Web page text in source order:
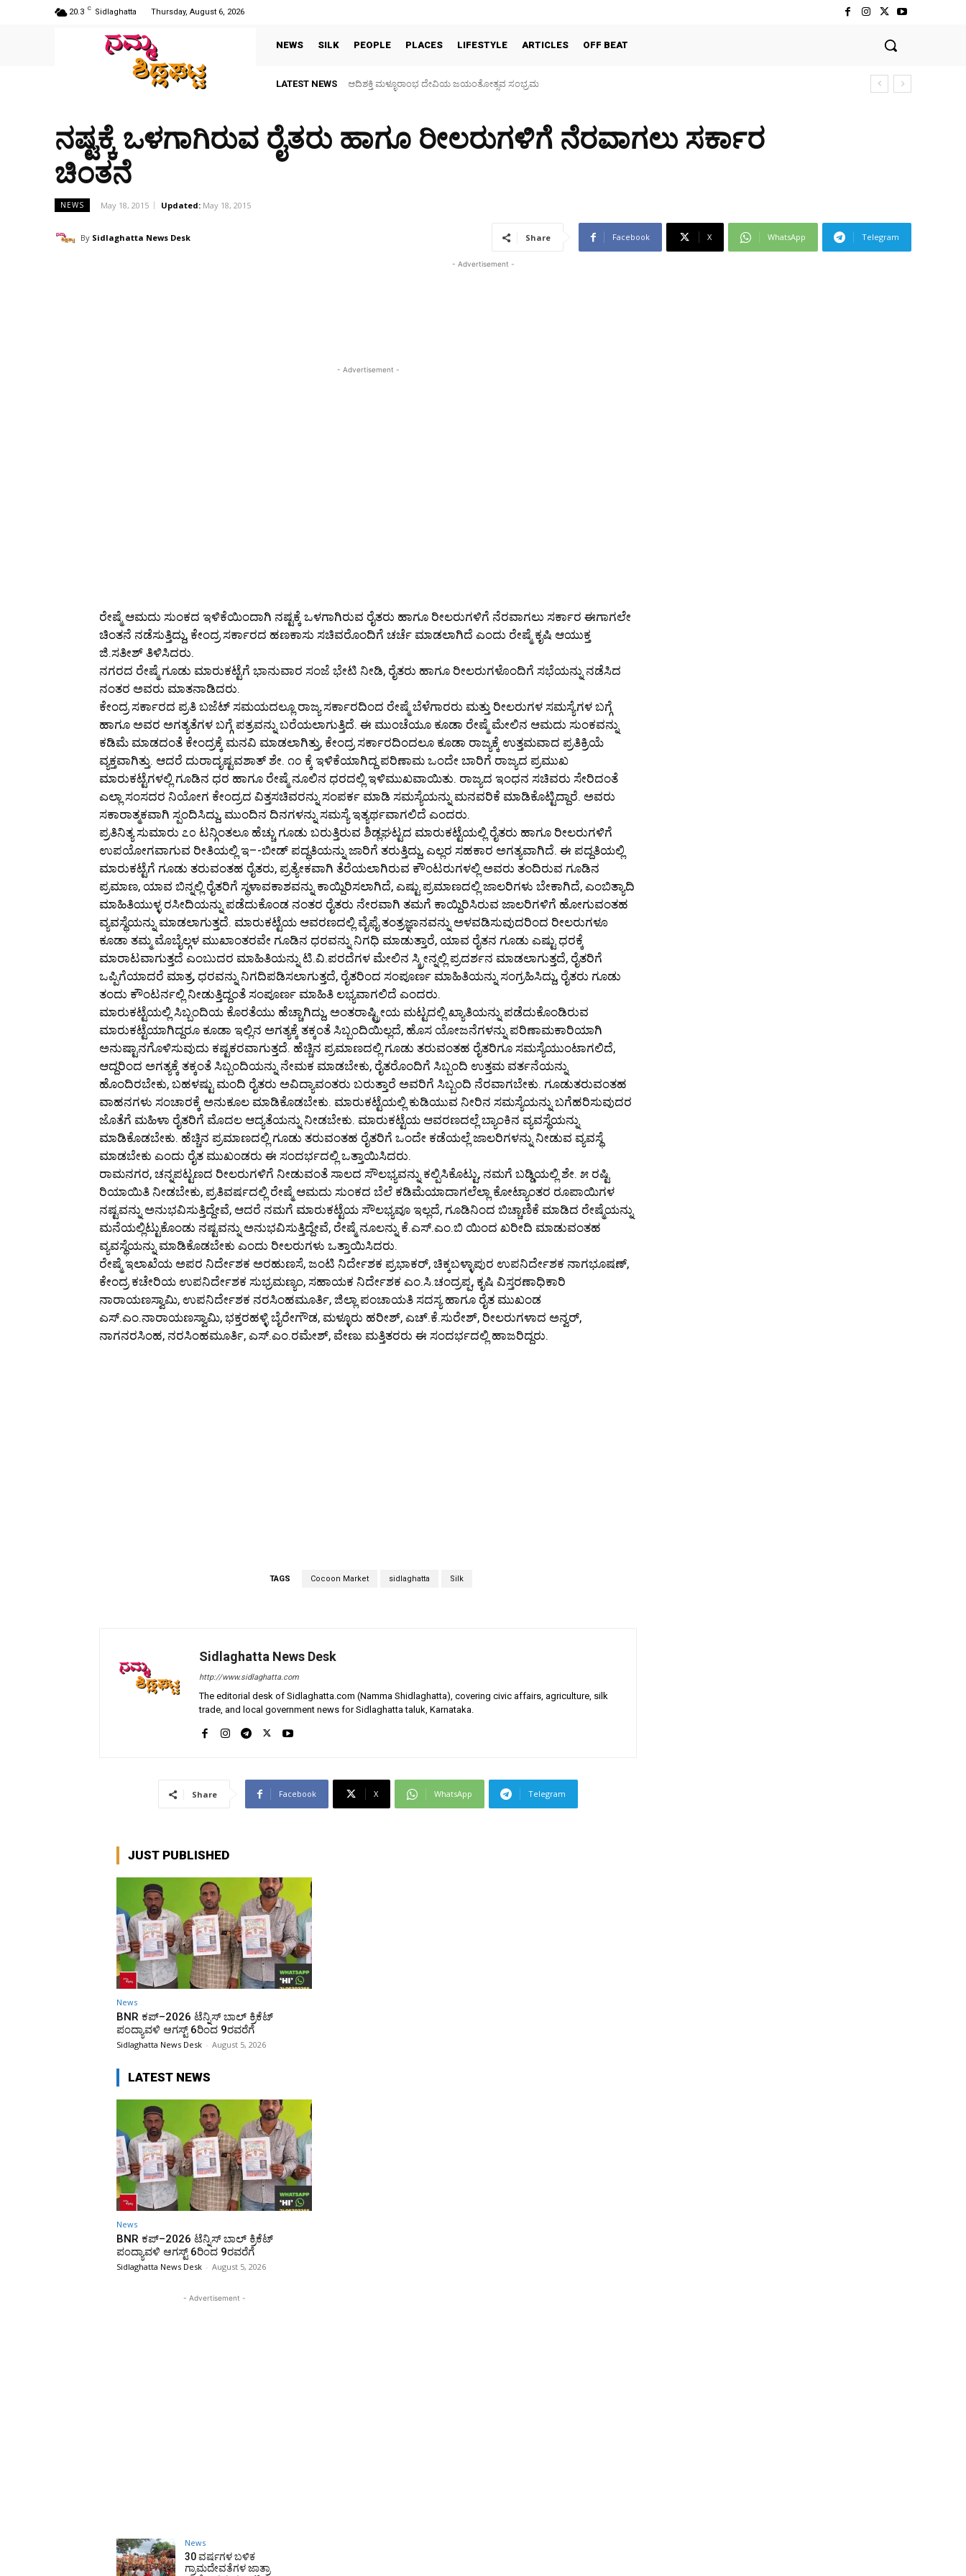
20.3 C Sidlaghatta Thursday, August 6, 2026
NEWS SILK PEOPLE PLACES LIFESTYLE ARTICLES OFF BEAT
LATEST NEWS ಆದಿಶಕ್ತಿ ಮಳ್ಳೂರಾಂಭ ದೇವಿಯ ಜಯಂತೋತ್ಸವ ಸಂಭ್ರಮ
30 ವರ್ಷಗಳ ಬಳಿಕ ಗ್ರಾಮದೇವತೆಗಳ ಜಾತ್ರಾ ಮಹೋತ್ಸವ, ತಂಬಿಟ್ಟಿನ ದೀಪೋತ್ಸವ
ನಷ್ಟಕ್ಕೆ ಒಳಗಾಗಿರುವ ರೈತರು ಹಾಗೂ ರೀಲರುಗಳಿಗೆ ನೆರವಾಗಲು ಸರ್ಕಾರ
ಚಿಂತನೆ
NEWS May 18, 2015 Updated: May 18, 2015
By Sidlaghatta News Desk Share Facebook X WhatsApp Telegram
- Advertisement -
- Advertisement -
ರೇಷ್ಮೆ ಆಮದು ಸುಂಕದ ಇಳಿಕೆಯಿಂದಾಗಿ ನಷ್ಟಕ್ಕೆ ಒಳಗಾಗಿರುವ ರೈತರು ಹಾಗೂ ರೀಲರುಗಳಿಗೆ ನೆರವಾಗಲು ಸರ್ಕಾರ ಈಗಾಗಲೇ
ಚಿಂತನೆ ನಡೆಸುತ್ತಿದ್ದು, ಕೇಂದ್ರ ಸರ್ಕಾರದ ಹಣಕಾಸು ಸಚಿವರೊಂದಿಗೆ ಚರ್ಚೆ ಮಾಡಲಾಗಿದೆ ಎಂದು ರೇಷ್ಮೆ ಕೃಷಿ ಆಯುಕ್ತ
ಜಿ.ಸತೀಶ್ ತಿಳಿಸಿದರು.
ನಗರದ ರೇಷ್ಮೆ ಗೂಡು ಮಾರುಕಟ್ಟೆಗೆ ಭಾನುವಾರ ಸಂಜೆ ಭೇಟಿ ನೀಡಿ, ರೈತರು ಹಾಗೂ ರೀಲರುಗಳೊಂದಿಗೆ ಸಭೆಯನ್ನು ನಡೆಸಿದ
ನಂತರ ಅವರು ಮಾತನಾಡಿದರು.
ಕೇಂದ್ರ ಸರ್ಕಾರದ ಪ್ರತಿ ಬಜೆಟ್ ಸಮಯದಲ್ಲೂ ರಾಜ್ಯ ಸರ್ಕಾರದಿಂದ ರೇಷ್ಮೆ ಬೆಳೆಗಾರರು ಮತ್ತು ರೀಲರುಗಳ ಸಮಸ್ಯೆಗಳ ಬಗ್ಗೆ
ಹಾಗೂ ಅವರ ಅಗತ್ಯತೆಗಳ ಬಗ್ಗೆ ಪತ್ರವನ್ನು ಬರೆಯಲಾಗುತ್ತಿದೆ. ಈ ಮುಂಚೆಯೂ ಕೂಡಾ ರೇಷ್ಮೆ ಮೇಲಿನ ಆಮದು ಸುಂಕವನ್ನು
ಕಡಿಮೆ ಮಾಡದಂತೆ ಕೇಂದ್ರಕ್ಕೆ ಮನವಿ ಮಾಡಲಾಗಿತ್ತು, ಕೇಂದ್ರ ಸರ್ಕಾರದಿಂದಲೂ ಕೂಡಾ ರಾಜ್ಯಕ್ಕೆ ಉತ್ತಮವಾದ ಪ್ರತಿಕ್ರಿಯೆ
ವ್ಯಕ್ತವಾಗಿತ್ತು. ಆದರೆ ದುರಾದೃಷ್ಟವಶಾತ್ ಶೇ. ೧೦ ಕ್ಕೆ ಇಳಿಕೆಯಾಗಿದ್ದ ಪರಿಣಾಮ ಒಂದೇ ಬಾರಿಗೆ ರಾಜ್ಯದ ಪ್ರಮುಖ
ಮಾರುಕಟ್ಟೆಗಳಲ್ಲಿ ಗೂಡಿನ ಧರ ಹಾಗೂ ರೇಷ್ಮೆ ನೂಲಿನ ಧರದಲ್ಲಿ ಇಳಿಮುಖವಾಯಿತು. ರಾಜ್ಯದ ಇಂಧನ ಸಚಿವರು ಸೇರಿದಂತೆ
ಎಲ್ಲಾ ಸಂಸದರ ನಿಯೋಗ ಕೇಂದ್ರದ ವಿತ್ತಸಚಿವರನ್ನು ಸಂಪರ್ಕ ಮಾಡಿ ಸಮಸ್ಯೆಯನ್ನು ಮನವರಿಕೆ ಮಾಡಿಕೊಟ್ಟಿದ್ದಾರೆ. ಅವರು
ಸಕಾರಾತ್ಮಕವಾಗಿ ಸ್ಪಂದಿಸಿದ್ದು, ಮುಂದಿನ ದಿನಗಳನ್ನು ಸಮಸ್ಯೆ ಇತ್ಯರ್ಥವಾಗಲಿದೆ ಎಂದರು.
ಪ್ರತಿನಿತ್ಯ ಸುಮಾರು ೭೦ ಟನ್ಗಿಂತಲೂ ಹೆಚ್ಚು ಗೂಡು ಬರುತ್ತಿರುವ ಶಿಡ್ಲಘಟ್ಟದ ಮಾರುಕಟ್ಟೆಯಲ್ಲಿ ರೈತರು ಹಾಗೂ ರೀಲರುಗಳಿಗೆ
ಉಪಯೋಗವಾಗುವ ರೀತಿಯಲ್ಲಿ ಇ–-ಬೀಡ್ ಪದ್ಧತಿಯನ್ನು ಜಾರಿಗೆ ತರುತ್ತಿದ್ದು, ಎಲ್ಲರ ಸಹಕಾರ ಅಗತ್ಯವಾಗಿದೆ. ಈ ಪದ್ದತಿಯಲ್ಲಿ
ಮಾರುಕಟ್ಟೆಗೆ ಗೂಡು ತರುವಂತಹ ರೈತರು, ಪ್ರತ್ಯೇಕವಾಗಿ ತೆರೆಯಲಾಗಿರುವ ಕೌಂಟರುಗಳಲ್ಲಿ ಅವರು ತಂದಿರುವ ಗೂಡಿನ
ಪ್ರಮಾಣ, ಯಾವ ಬಿನ್ನಲ್ಲಿ ರೈತರಿಗೆ ಸ್ಥಳಾವಕಾಶವನ್ನು ಕಾಯ್ದಿರಿಸಲಾಗಿದೆ, ಎಷ್ಟು ಪ್ರಮಾಣದಲ್ಲಿ ಜಾಲರಿಗಳು ಬೇಕಾಗಿದೆ, ಎಂಬಿತ್ಯಾದಿ
ಮಾಹಿತಿಯುಳ್ಳ ರಸೀದಿಯನ್ನು ಪಡೆದುಕೊಂಡ ನಂತರ ರೈತರು ನೇರವಾಗಿ ತಮಗೆ ಕಾಯ್ದಿರಿಸಿರುವ ಜಾಲರಿಗಳಿಗೆ ಹೋಗುವಂತಹ
ವ್ಯವಸ್ಥೆಯನ್ನು ಮಾಡಲಾಗುತ್ತದೆ. ಮಾರುಕಟ್ಟೆಯ ಆವರಣದಲ್ಲಿ ವೈಫೈ ತಂತ್ರಜ್ಞಾನವನ್ನು ಅಳವಡಿಸುವುದರಿಂದ ರೀಲರುಗಳೂ
ಕೂಡಾ ತಮ್ಮ ಮೊಬೈಲ್ಗಳ ಮುಖಾಂತರವೇ ಗೂಡಿನ ಧರವನ್ನು ನಿಗಧಿ ಮಾಡುತ್ತಾರೆ, ಯಾವ ರೈತನ ಗೂಡು ಎಷ್ಟು ಧರಕ್ಕೆ
ಮಾರಾಟವಾಗುತ್ತದೆ ಎಂಬುದರ ಮಾಹಿತಿಯನ್ನು ಟಿ.ವಿ.ಪರದೆಗಳ ಮೇಲಿನ ಸ್ಕ್ರೀನ್ನಲ್ಲಿ ಪ್ರದರ್ಶನ ಮಾಡಲಾಗುತ್ತದೆ, ರೈತರಿಗೆ
ಒಪ್ಪಿಗೆಯಾದರೆ ಮಾತ್ರ, ಧರವನ್ನು ನಿಗದಿಪಡಿಸಲಾಗುತ್ತದೆ, ರೈತರಿಂದ ಸಂಪೂರ್ಣ ಮಾಹಿತಿಯನ್ನು ಸಂಗ್ರಹಿಸಿದ್ದು, ರೈತರು ಗೂಡು
ತಂದು ಕೌಂಟರ್ನಲ್ಲಿ ನೀಡುತ್ತಿದ್ದಂತೆ ಸಂಪೂರ್ಣ ಮಾಹಿತಿ ಲಭ್ಯವಾಗಲಿದೆ ಎಂದರು.
ಮಾರುಕಟ್ಟೆಯಲ್ಲಿ ಸಿಬ್ಬಂದಿಯ ಕೊರತೆಯು ಹೆಚ್ಚಾಗಿದ್ದು, ಅಂತರಾಷ್ಟ್ರೀಯ ಮಟ್ಟದಲ್ಲಿ ಖ್ಯಾತಿಯನ್ನು ಪಡೆದುಕೊಂಡಿರುವ
ಮಾರುಕಟ್ಟೆಯಾಗಿದ್ದರೂ ಕೂಡಾ ಇಲ್ಲಿನ ಅಗತ್ಯಕ್ಕೆ ತಕ್ಕಂತೆ ಸಿಬ್ಬಂದಿಯಿಲ್ಲದೆ, ಹೊಸ ಯೋಜನೆಗಳನ್ನು ಪರಿಣಾಮಕಾರಿಯಾಗಿ
ಅನುಷ್ಟಾನಗೊಳಿಸುವುದು ಕಷ್ಟಕರವಾಗುತ್ತದೆ. ಹೆಚ್ಚಿನ ಪ್ರಮಾಣದಲ್ಲಿ ಗೂಡು ತರುವಂತಹ ರೈತರಿಗೂ ಸಮಸ್ಯೆಯುಂಟಾಗಲಿದೆ,
ಆದ್ದರಿಂದ ಅಗತ್ಯಕ್ಕೆ ತಕ್ಕಂತೆ ಸಿಬ್ಬಂದಿಯನ್ನು ನೇಮಕ ಮಾಡಬೇಕು, ರೈತರೊಂದಿಗೆ ಸಿಬ್ಬಂದಿ ಉತ್ತಮ ವರ್ತನೆಯನ್ನು
ಹೊಂದಿರಬೇಕು, ಬಹಳಷ್ಟು ಮಂದಿ ರೈತರು ಅವಿದ್ಯಾವಂತರು ಬರುತ್ತಾರೆ ಅವರಿಗೆ ಸಿಬ್ಬಂದಿ ನೆರವಾಗಬೇಕು. ಗೂಡುತರುವಂತಹ
ವಾಹನಗಳು ಸಂಚಾರಕ್ಕೆ ಅನುಕೂಲ ಮಾಡಿಕೊಡಬೇಕು. ಮಾರುಕಟ್ಟೆಯಲ್ಲಿ ಕುಡಿಯುವ ನೀರಿನ ಸಮಸ್ಯೆಯನ್ನು ಬಗೆಹರಿಸುವುದರ
ಜೊತೆಗೆ ಮಹಿಳಾ ರೈತರಿಗೆ ಮೊದಲ ಆದ್ಯತೆಯನ್ನು ನೀಡಬೇಕು. ಮಾರುಕಟ್ಟೆಯ ಆವರಣದಲ್ಲೆ ಬ್ಯಾಂಕಿನ ವ್ಯವಸ್ಥೆಯನ್ನು
ಮಾಡಿಕೊಡಬೇಕು. ಹೆಚ್ಚಿನ ಪ್ರಮಾಣದಲ್ಲಿ ಗೂಡು ತರುವಂತಹ ರೈತರಿಗೆ ಒಂದೇ ಕಡೆಯಲ್ಲೆ ಜಾಲರಿಗಳನ್ನು ನೀಡುವ ವ್ಯವಸ್ಥೆ
ಮಾಡಬೇಕು ಎಂದು ರೈತ ಮುಖಂಡರು ಈ ಸಂದರ್ಭದಲ್ಲಿ ಒತ್ತಾಯಿಸಿದರು.
ರಾಮನಗರ, ಚನ್ನಪಟ್ಟಣದ ರೀಲರುಗಳಿಗೆ ನೀಡುವಂತೆ ಸಾಲದ ಸೌಲಭ್ಯವನ್ನು ಕಲ್ಪಿಸಿಕೊಟ್ಟು, ನಮಗೆ ಬಡ್ಡಿಯಲ್ಲಿ ಶೇ. ೫ ರಷ್ಟಿ
ರಿಯಾಯಿತಿ ನೀಡಬೇಕು, ಪ್ರತಿವರ್ಷದಲ್ಲಿ ರೇಷ್ಮೆ ಆಮದು ಸುಂಕದ ಬೆಲೆ ಕಡಿಮೆಯಾದಾಗಲೆಲ್ಲಾ ಕೋಟ್ಯಾಂತರ ರೂಪಾಯಿಗಳ
ನಷ್ಟವನ್ನು ಅನುಭವಿಸುತ್ತಿದ್ದೇವೆ, ಆದರೆ ನಮಗೆ ಮಾರುಕಟ್ಟೆಯ ಸೌಲಭ್ಯವೂ ಇಲ್ಲದೆ, ಗೂಡಿನಿಂದ ಬಿಚ್ಚಾಣಿಕೆ ಮಾಡಿದ ರೇಷ್ಮೆಯನ್ನು
ಮನೆಯಲ್ಲಿಟ್ಟುಕೊಂಡು ನಷ್ಟವನ್ನು ಅನುಭವಿಸುತ್ತಿದ್ದೇವೆ, ರೇಷ್ಮೆ ನೂಲನ್ನು ಕೆ.ಎಸ್.ಎಂ.ಬಿ ಯಿಂದ ಖರೀದಿ ಮಾಡುವಂತಹ
ವ್ಯವಸ್ಥೆಯನ್ನು ಮಾಡಿಕೊಡಬೇಕು ಎಂದು ರೀಲರುಗಳು ಒತ್ತಾಯಿಸಿದರು.
ರೇಷ್ಮೆ ಇಲಾಖೆಯ ಅಪರ ನಿರ್ದೇಶಕ ಅರಹುಣಸೆ, ಜಂಟಿ ನಿರ್ದೇಶಕ ಪ್ರಭಾಕರ್, ಚಿಕ್ಕಬಳ್ಳಾಪುರ ಉಪನಿರ್ದೇಶಕ ನಾಗಭೂಷಣ್,
ಕೇಂದ್ರ ಕಚೇರಿಯ ಉಪನಿರ್ದೇಶಕ ಸುಭ್ರಮಣ್ಯಂ, ಸಹಾಯಕ ನಿರ್ದೇಶಕ ಎಂ.ಸಿ.ಚಂದ್ರಪ್ಪ, ಕೃಷಿ ವಿಸ್ತರಣಾಧಿಕಾರಿ
ನಾರಾಯಣಸ್ವಾಮಿ, ಉಪನಿರ್ದೇಶಕ ನರಸಿಂಹಮೂರ್ತಿ, ಜಿಲ್ಲಾ ಪಂಚಾಯತಿ ಸದಸ್ಯ ಹಾಗೂ ರೈತ ಮುಖಂಡ
ಎಸ್.ಎಂ.ನಾರಾಯಣಸ್ವಾಮಿ, ಭಕ್ತರಹಳ್ಳಿ ಬೈರೇಗೌಡ, ಮಳ್ಳೂರು ಹರೀಶ್, ಎಚ್.ಕೆ.ಸುರೇಶ್, ರೀಲರುಗಳಾದ ಅನ್ವರ್,
ನಾಗನರಸಿಂಹ, ನರಸಿಂಹಮೂರ್ತಿ, ಎಸ್.ಎಂ.ರಮೇಶ್, ವೇಣು ಮತ್ತಿತರರು ಈ ಸಂದರ್ಭದಲ್ಲಿ ಹಾಜರಿದ್ದರು.
TAGS Cocoon Market sidlaghatta Silk
Sidlaghatta News Desk
http://www.sidlaghatta.com
The editorial desk of Sidlaghatta.com (Namma Shidlaghatta), covering civic affairs, agriculture, silk
trade, and local government news for Sidlaghatta taluk, Karnataka.
Share Facebook X WhatsApp Telegram
JUST PUBLISHED
News
BNR ಕಪ್–2026 ಟೆನ್ನಿಸ್ ಬಾಲ್ ಕ್ರಿಕೆಟ್
ಪಂದ್ಯಾವಳಿ ಆಗಸ್ಟ್ 6ರಿಂದ 9ರವರೆಗೆ
Sidlaghatta News Desk - August 5, 2026
LATEST NEWS
News
BNR ಕಪ್–2026 ಟೆನ್ನಿಸ್ ಬಾಲ್ ಕ್ರಿಕೆಟ್
ಪಂದ್ಯಾವಳಿ ಆಗಸ್ಟ್ 6ರಿಂದ 9ರವರೆಗೆ
Sidlaghatta News Desk - August 5, 2026
- Advertisement -
News
30 ವರ್ಷಗಳ ಬಳಿಕ
ಗ್ರಾಮದೇವತೆಗಳ ಜಾತ್ರಾ